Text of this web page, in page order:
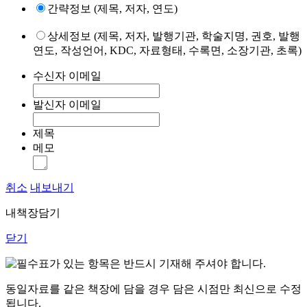
간략정보 (제목, 저자, 연도)
상세정보 (제목, 저자, 발행기관, 학술지명, 권호, 발행
연도, 작성언어, KDC, 자료형태, 수록면, 소장기관, 초록)
수신자 이메일
발신자 이메일
제목
메모
취소 내보내기
내책장담기
닫기
표가 있는 항목은 반드시 기재해 주셔야 합니다.
동일자료를 같은 책장에 담을 경우 담은 시점만 최신으로 수정
됩니다.